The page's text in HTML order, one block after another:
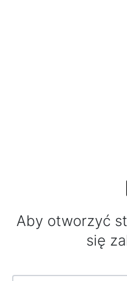
Aby otworzyć
się